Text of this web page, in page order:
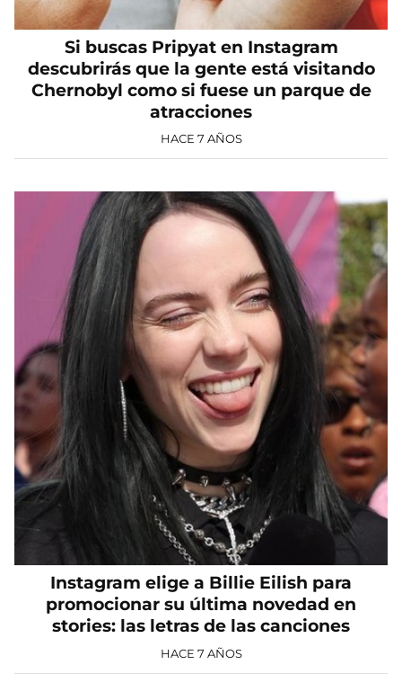
Si buscas Pripyat en Instagram
descubrirás que la gente está visitando
Chernobyl como si fuese un parque de
atracciones
HACE 7 AÑOS
Instagram elige a Billie Eilish para
promocionar su última novedad en
stories: las letras de las canciones
HACE 7 AÑOS